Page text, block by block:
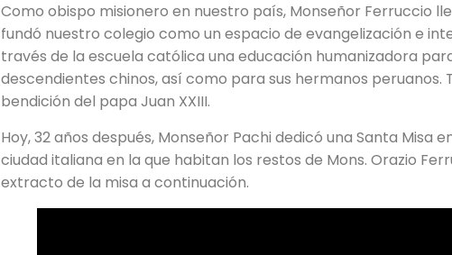
Como obispo misionero en nuestro país, Monseñor Ferruccio
fundó nuestro colegio como un espacio de evangelización e
través de la escuela católica una educación humanizadora
descendientes chinos, así como para sus hermanos peruanos.
bendición del papa Juan XXIII.
Hoy, 32 años después, Monseñor Pachi dedicó una Santa Misa
ciudad italiana en la que habitan los restos de Mons. Orazio
extracto de la misa a continuación.